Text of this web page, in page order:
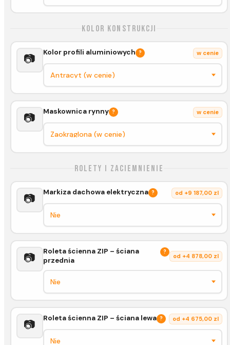
Kolor konstrukcji
📷 Kolor profili aluminiowych ? w cenie
📷 Maskownica rynny ? w cenie
Rolety i zaciemnienie
📷 Markiza dachowa elektryczna ? od +9 187,00 zl
📷
Roleta ścienna ZIP – ściana
przednia
?
od +4 878,00 zl
📷 Roleta ścienna ZIP – ściana lewa ? od +4 675,00 zl